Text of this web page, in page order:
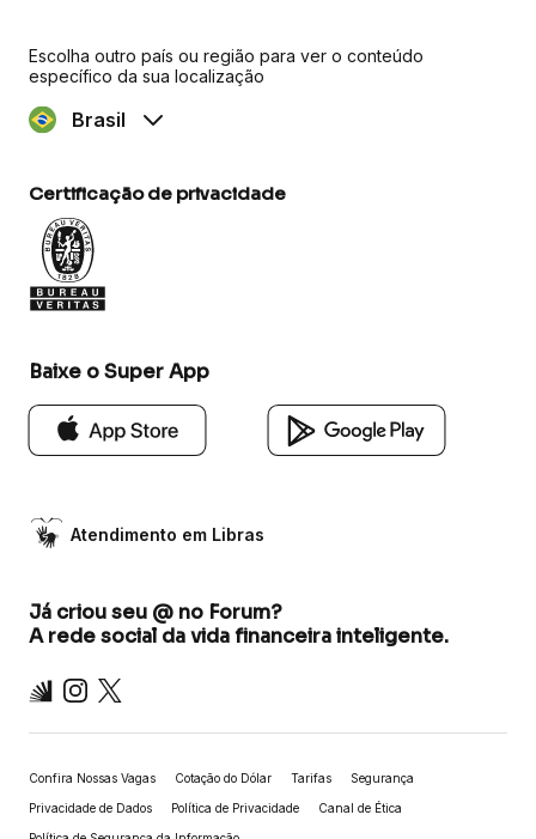
Escolha outro país ou região para ver o conteúdo
específico da sua localização
Brasil
Certificação de privacidade
Baixe o Super App
Atendimento em Libras
Já criou seu @ no Forum?
A rede social da vida financeira inteligente.
Inter Instagram
X
Confira Nossas Vagas Cotação do Dólar Tarifas Segurança
Privacidade de Dados Política de Privacidade Canal de Ética